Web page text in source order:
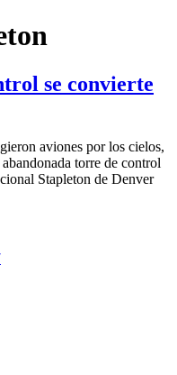
se convierte
aviones por los cielos,
torre de control
Stapleton de Denver